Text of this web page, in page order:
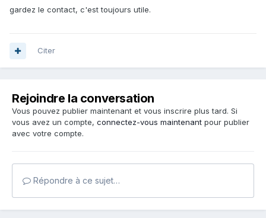
gardez le contact, c'est toujours utile.
Citer
Rejoindre la conversation
Vous pouvez publier maintenant et vous inscrire plus tard. Si
vous avez un compte, connectez-vous maintenant pour publier
avec votre compte.
Répondre à ce sujet…